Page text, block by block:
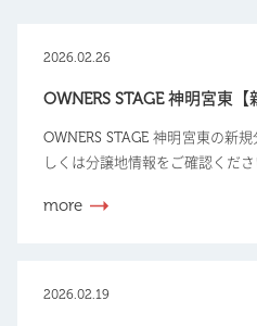
2026.02.26
OWNERS STAGE 神明宮東【
OWNERS STAGE 神明宮東の新
しくは分譲地情報をご確認くださ
more
2026.02.19